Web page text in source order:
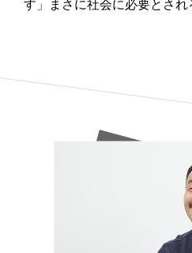
す」まさに社会に必要とされ